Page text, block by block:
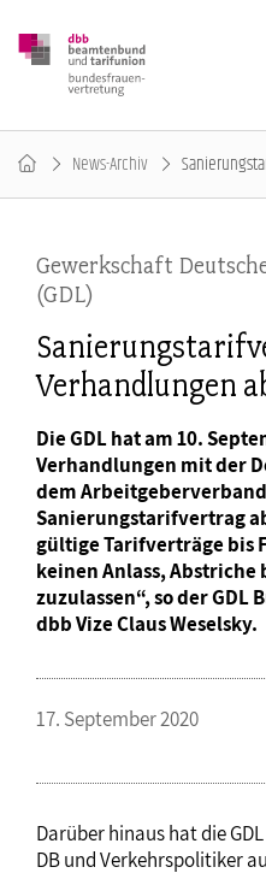
News-Archiv
Gewerkschaft
(GDL)
Verhandlungen
Die GDL hat am 10.
Verhandlungen mit der
dem Arbeitgeberverband
Sanierungstarifvertrag
gültige Tarifverträge bis
keinen Anlass, Abstriche
zuzulassen“, so der GDL
dbb Vize Claus Weselsky.
17. September 2020
Darüber hinaus hat die
DB und Verkehrspolitiker